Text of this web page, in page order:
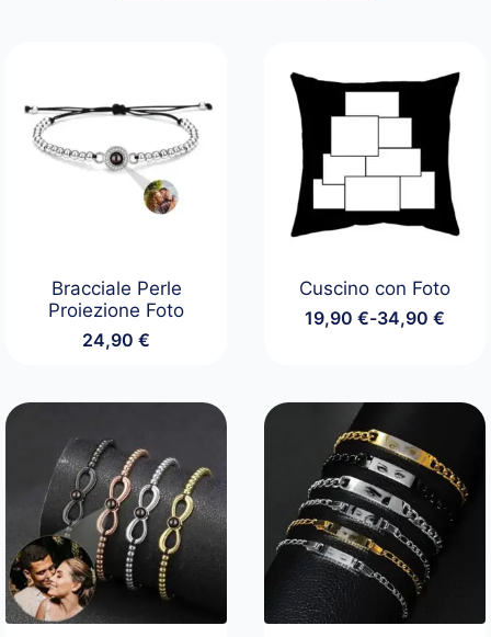
Bracciale Perle
Proiezione Foto
24,90€
Cuscino con Foto
19,90 €-34,90 €
Fascia
a
34,90 €